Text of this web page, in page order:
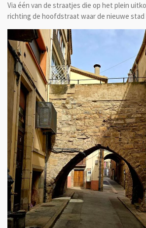
Via één van de straatjes die op het plein
richting de hoofdstraat waar de nieuwe stad